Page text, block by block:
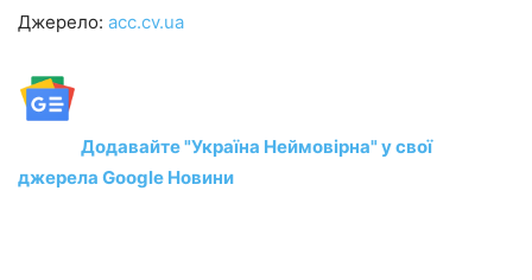
Джерело: acc.cv.ua
Додавайте "Україна Неймовірна" у свої
джерела Google Новини